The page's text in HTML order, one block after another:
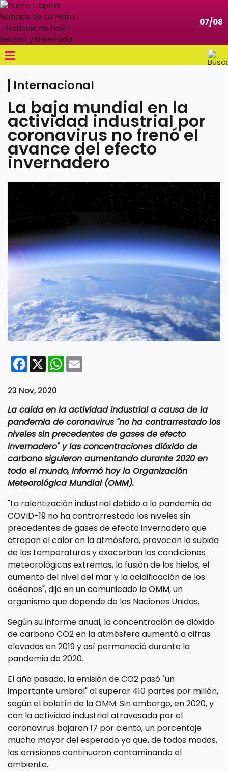
07/08
≡
Internacional
La baja mundial en la
actividad industrial por
coronavirus no frenó el
avance del efecto
invernadero
Facebook
X WhatsApp
Email
23 Nov, 2020
La caída en la actividad industrial a causa de la
pandemia de coronavirus "no ha contrarrestado los
niveles sin precedentes de gases de efecto
invernadero" y las concentraciones dióxido de
carbono siguieron aumentando durante 2020 en
todo el mundo, informó hoy la Organización
Meteorológica Mundial (OMM).
"La ralentización industrial debido a la pandemia de
COVID-19 no ha contrarrestado los niveles sin
precedentes de gases de efecto invernadero que
atrapan el calor en la atmósfera, provocan la subida
de las temperaturas y exacerban las condiciones
meteorológicas extremas, la fusión de los hielos, el
aumento del nivel del mar y la acidificación de los
océanos", dijo en un comunicado la OMM, un
organismo que depende de las Naciones Unidas.
Según su informe anual, la concentración de dióxido
de carbono CO2 en la atmósfera aumentó a cifras
elevadas en 2019 y así permaneció durante la
pandemia de 2020.
El año pasado, la emisión de CO2 pasó "un
importante umbral" al superar 410 partes por millón,
según el boletín de la OMM. Sin embargo, en 2020, y
con la actividad industrial atravesada por el
coronavirus bajaron 17 por ciento, un porcentaje
mucho mayor del esperado ya que, de todos modos,
las emisiones continuaron contaminando el
ambiente.